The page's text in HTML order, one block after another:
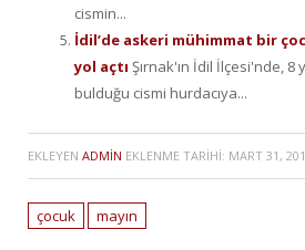
cismin...
İdil’de askeri mühimmat bir
yol açtı Şırnak'ın İdil İlçesi'nde,
bulduğu cismi hurdacıya...
EKLEYEN ADMIN EKLENME TARIHI: MART 31,
çocuk mayın